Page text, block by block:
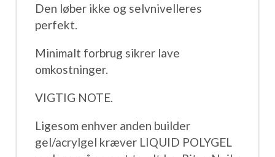
Den løber ikke og selvnivelleres
perfekt.
Minimalt forbrug sikrer lave
omkostninger.
VIGTIG NOTE.
Ligesom enhver anden builder
gel/acrylgel kræver LIQUID POLYGEL